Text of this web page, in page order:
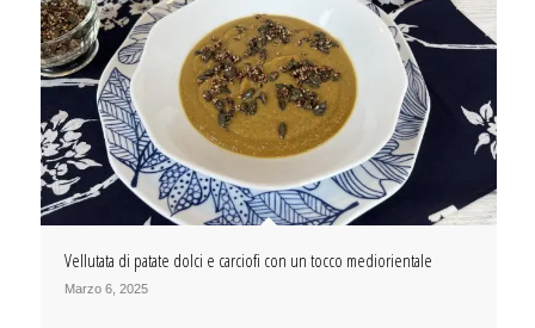
Vellutata di patate dolci e carciofi con un tocco mediorientale
Marzo 6, 2025